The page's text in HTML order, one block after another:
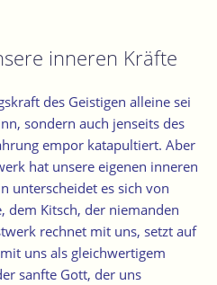
inneren Kräfte
des Geistigen alleine sei
sondern auch jenseits des
empor katapultiert. Aber
hat unsere eigenen inneren
unterscheidet es sich von
dem Kitsch, der niemanden
rechnet mit uns, setzt auf
uns als gleichwertigem
sanfte Gott, der uns